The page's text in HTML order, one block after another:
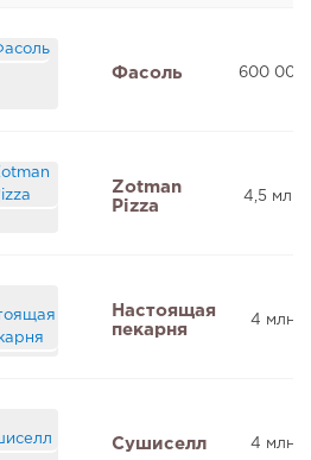
Фасоль 600 000
Zotman
Pizza
4,5 млн
Настоящая
пекарня
4 млн ₽
Сушиселл 4 млн ₽